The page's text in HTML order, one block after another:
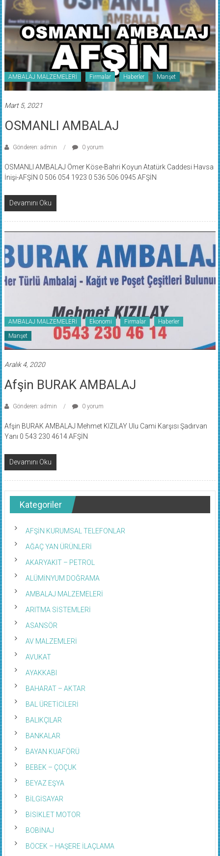
AMBALAJ MALZEMELERİ Firmalar Haberler Manşet
Mart 5, 2021
OSMANLI AMBALAJ
Gönderen: admin 0 yorum
OSMANLI AMBALAJ Ömer Köse-Bahri Koyun Atatürk Caddesi Havsa
İnişi-AFŞİN 0 506 054 1923 0 536 506 0945 AFŞİN
Devamını Oku
AMBALAJ MALZEMELERİ Ekonomi Firmalar Haberler
Manşet
Aralık 4, 2020
Afşin BURAK AMBALAJ
Gönderen: admin 0 yorum
Afşin BURAK AMBALAJ Mehmet KIZILAY Ulu Cami Karşısı Şadırvan
Yanı 0 543 230 4614 AFŞİN
Devamını Oku
Kategoriler
AFŞİN KURUMSAL TELEFONLAR
AĞAÇ YAN ÜRÜNLERİ
AKARYAKIT – PETROL
ALÜMİNYUM DOĞRAMA
AMBALAJ MALZEMELERİ
ARITMA SİSTEMLERİ
ASANSÖR
AV MALZEMLERİ
AVUKAT
AYAKKABI
BAHARAT – AKTAR
BAL ÜRETİCİLERİ
BALIKÇILAR
BANKALAR
BAYAN KUAFÖRÜ
BEBEK – ÇOÇUK
BEYAZ EŞYA
BİLGİSAYAR
BİSİKLET MOTOR
BOBİNAJ
BÖCEK – HAŞERE İLAÇLAMA